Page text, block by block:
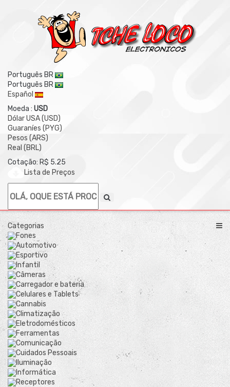
Português BR
Português BR
Español
Moeda : USD
Dólar USA (USD)
Guaraníes (PYG)
Pesos (ARS)
Real (BRL)
Cotação: R$ 5.25
Lista de Preços
Categorias
Fones
Automotivo
Esportivo
Infantil
Câmeras
Carregador e bateria
Celulares e Tablets
Cannabis
Climatização
Eletrodomésticos
Ferramentas
Comunicação
Cuidados Pessoais
Iluminação
Informática
Receptores